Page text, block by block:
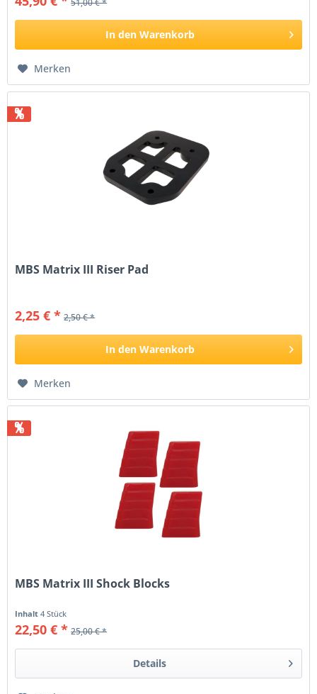
51,00 € *
In den Warenkorb
Merken
%
MBS Matrix III Riser Pad
2,25 € * 2,50 € *
In den Warenkorb
Merken
%
MBS Matrix III Shock Blocks
Inhalt4 Stück
22,50 € * 25,00 € *
Details